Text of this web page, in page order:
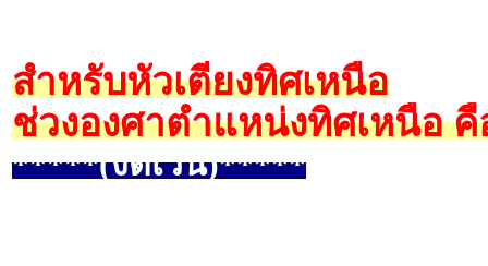
สำหรับหัวเตียงทิศเหนือ
ช่วงองศาตำแหน่งทิศเหนือ คื
*****(งดเว้น)*****